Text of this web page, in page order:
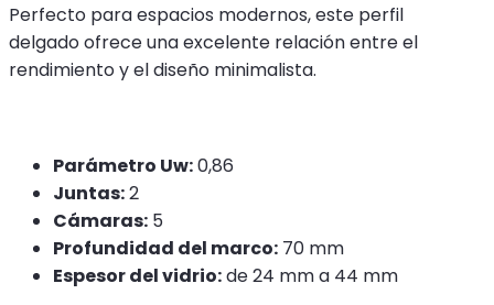
Perfecto para espacios modernos, este perfil
delgado ofrece una excelente relación entre el
rendimiento y el diseño minimalista.
Parámetro Uw:0,86
Juntas:2
Cámaras: 5
Profundidad del marco: 70 mm
Espesor del vidrio:de 24 mm a 44 mm